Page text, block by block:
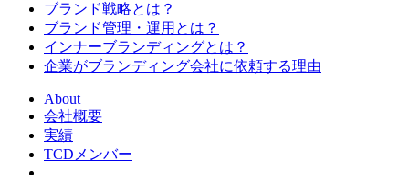
ブランド戦略とは？
ブランド管理・運用とは？
インナーブランディングとは？
企業がブランディング会社に依頼する理由
About
会社概要
実績
TCDメンバー